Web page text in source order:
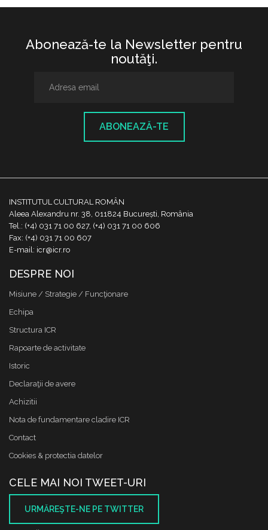
Abonează-te la Newsletter pentru
noutăţi.
ABONEAZĂ-TE
INSTITUTUL CULTURAL ROMÂN
Aleea Alexandru nr. 38, 011824 București, România
Tel.: (+4) 031 71 00 627, (+4) 031 71 00 606
Fax: (+4) 031 71 00 607
E-mail: icr@icr.ro
DESPRE NOI
Misiune / Strategie / Funcţionare
Echipa
Structura ICR
Rapoarte de activitate
Istoric
Declaraţii de avere
Achizitii
Nota de fundamentare cladire ICR
Contact
Cookies & protectia datelor
CELE MAI NOI TWEET-URI
URMĂREŞTE-NE PE TWITTER